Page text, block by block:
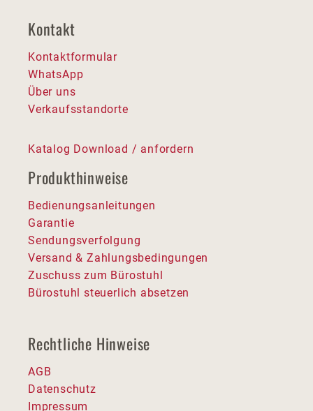
Kontakt
Kontaktformular
WhatsApp
Über uns
Verkaufsstandorte
Katalog Download / anfordern
Produkthinweise
Bedienungsanleitungen
Garantie
Sendungsverfolgung
Versand & Zahlungsbedingungen
Zuschuss zum Bürostuhl
Bürostuhl steuerlich absetzen
Rechtliche Hinweise
AGB
Datenschutz
Impressum